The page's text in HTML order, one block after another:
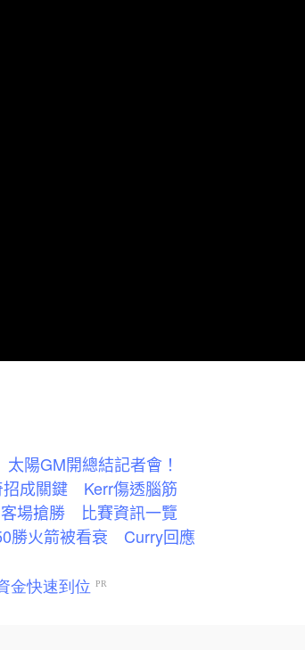
陽GM開總結記者會！
招成關鍵 Kerr傷透腦筋
客場搶勝 比賽資訊一覽
勝火箭被看衰 Curry回應